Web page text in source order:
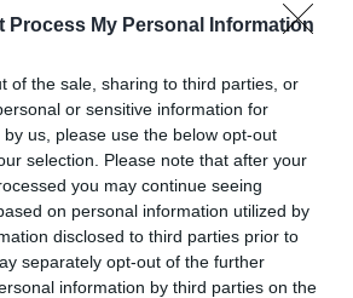
Process My Personal Information
of the sale, sharing to third parties, or
or sensitive information for
us, please use the below opt-out
selection. Please note that after your
you may continue seeing
on personal information utilized by
disclosed to third parties prior to
separately opt-out of the further
information by third parties on the